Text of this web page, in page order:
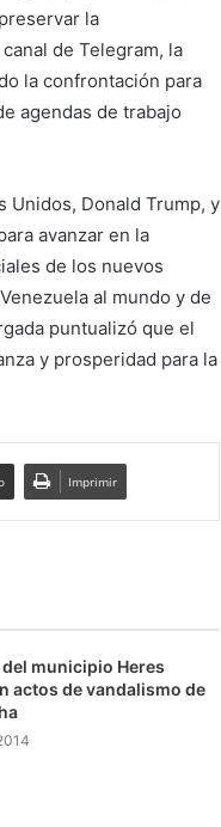
la
de Telegram, la
la confrontación para
agendas de trabajo
Unidos, Donald Trump, y
avanzar en la
de los nuevos
al mundo y de
puntualizó que el
y prosperidad para la
Imprimir
municipio Heres
actos de vandalismo de